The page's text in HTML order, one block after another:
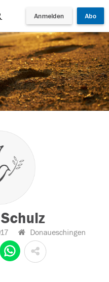
Anmelden Abo
Donaueschingen